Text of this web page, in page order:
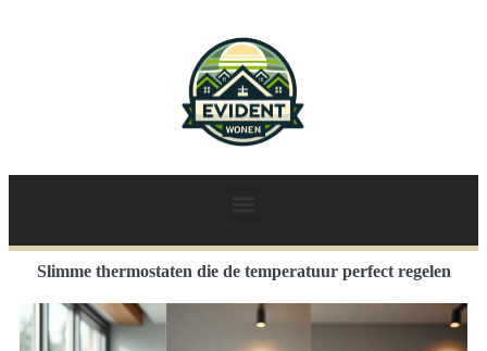
Slimme thermostaten die de temperatuur perfect regelen